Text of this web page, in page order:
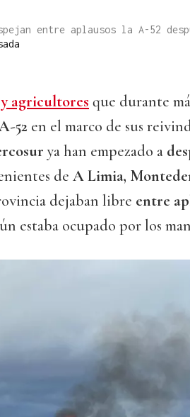
entre aplausos la A-52
agricultores que durante
52 en el marco de sus
ya han empezado a
de A Limia,
dejaban libre entre
estaba ocupado por los